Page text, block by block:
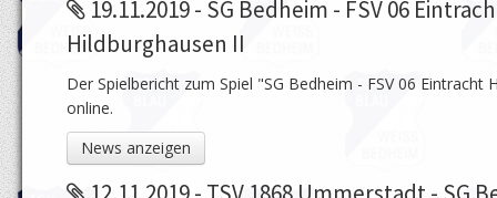
19.11.2019 - SG Bedheim - FSV 06
Hildburghausen II
Der Spielbericht zum Spiel "SG Bedheim - FSV 06 Eintracht
online.
News anzeigen